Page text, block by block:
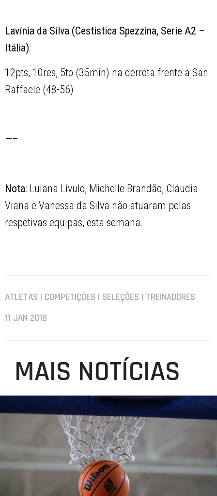
Lavínia da Silva (Cestistica Spezzina, Serie A2 –
Itália):
12pts, 10res, 5to (35min) na derrota frente a San
Raffaele (48-56)
—–
Nota: Luiana Livulo, Michelle Brandão, Cláudia
Viana e Vanessa da Silva não atuaram pelas
respetivas equipas, esta semana.
ATLETAS | COMPETIÇÕES | SELEÇÕES | TREINADORES
11 JAN 2018
MAIS NOTÍCIAS